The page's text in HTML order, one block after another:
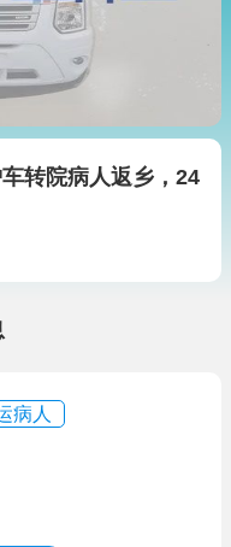
转院病人返乡，24
病人